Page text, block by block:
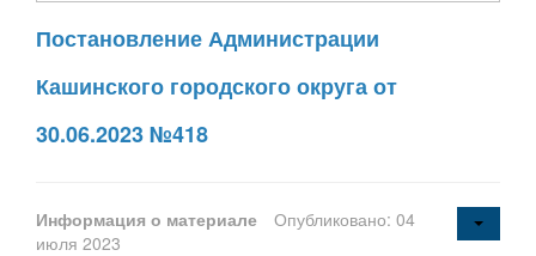
Постановление Администрации
Кашинского городского округа от
30.06.2023 №418
Информация о материале
Опубликовано: 04
июля 2023